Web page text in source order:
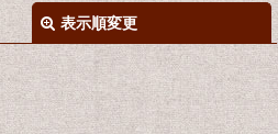
表示順変更